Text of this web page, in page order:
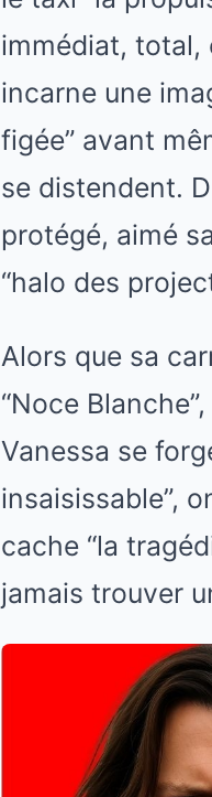
immédiat, total,
incarne une
figée” avant
se distendent.
protégé, aimé
“halo des
Alors que sa
“Noce
Vanessa se
insaisissable”,
cache “la
jamais trouver